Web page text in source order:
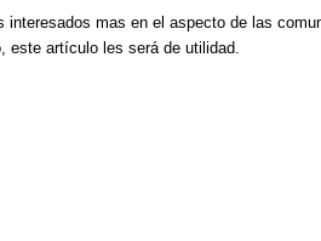
interesados mas en el aspecto de las
este artículo les será de utilidad.